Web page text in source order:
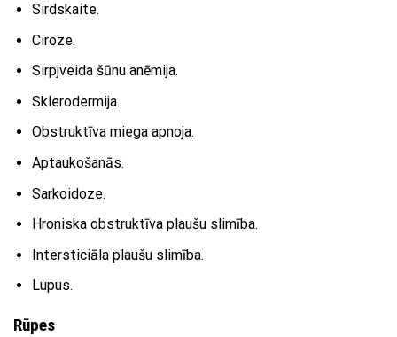
Sirdskaite.
Ciroze.
Sirpjveida šūnu anēmija.
Sklerodermija.
Obstruktīva miega apnoja.
Aptaukošanās.
Sarkoidoze.
Hroniska obstruktīva plaušu slimība.
Intersticiāla plaušu slimība.
Lupus.
Rūpes